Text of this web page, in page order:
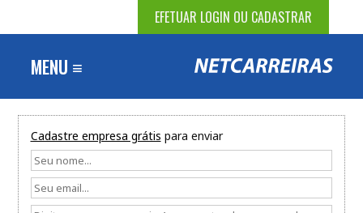
EFETUAR LOGIN OU CADASTRAR
MENU ≡
Cadastre empresa grátis para enviar